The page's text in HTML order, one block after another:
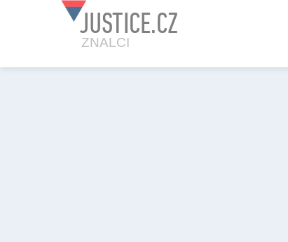
JUSTICE.CZ
ZNALCI